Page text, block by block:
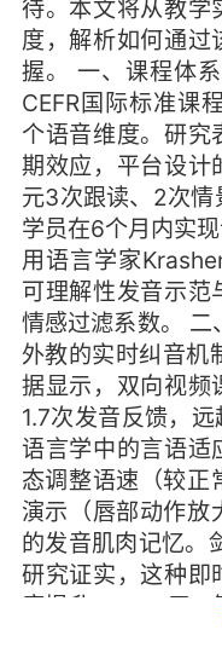
待。本文将从教学
度，解析如何通过
握。 一、课程体
CEFR国际标准课
个语音维度。研究
期效应，平台设计
元3次跟读、2次
学员在6个月内实
用语言学家
可理解性发音示范
情感过滤系数。 二
外教的实时纠音机
据显示，双向视频
1.7次发音反馈，
语言学中的言语适
态调整语速（较正
演示（唇部动作放
的发音肌肉记忆。
研究证实，这种即
度提升27%。 三
评估系统是